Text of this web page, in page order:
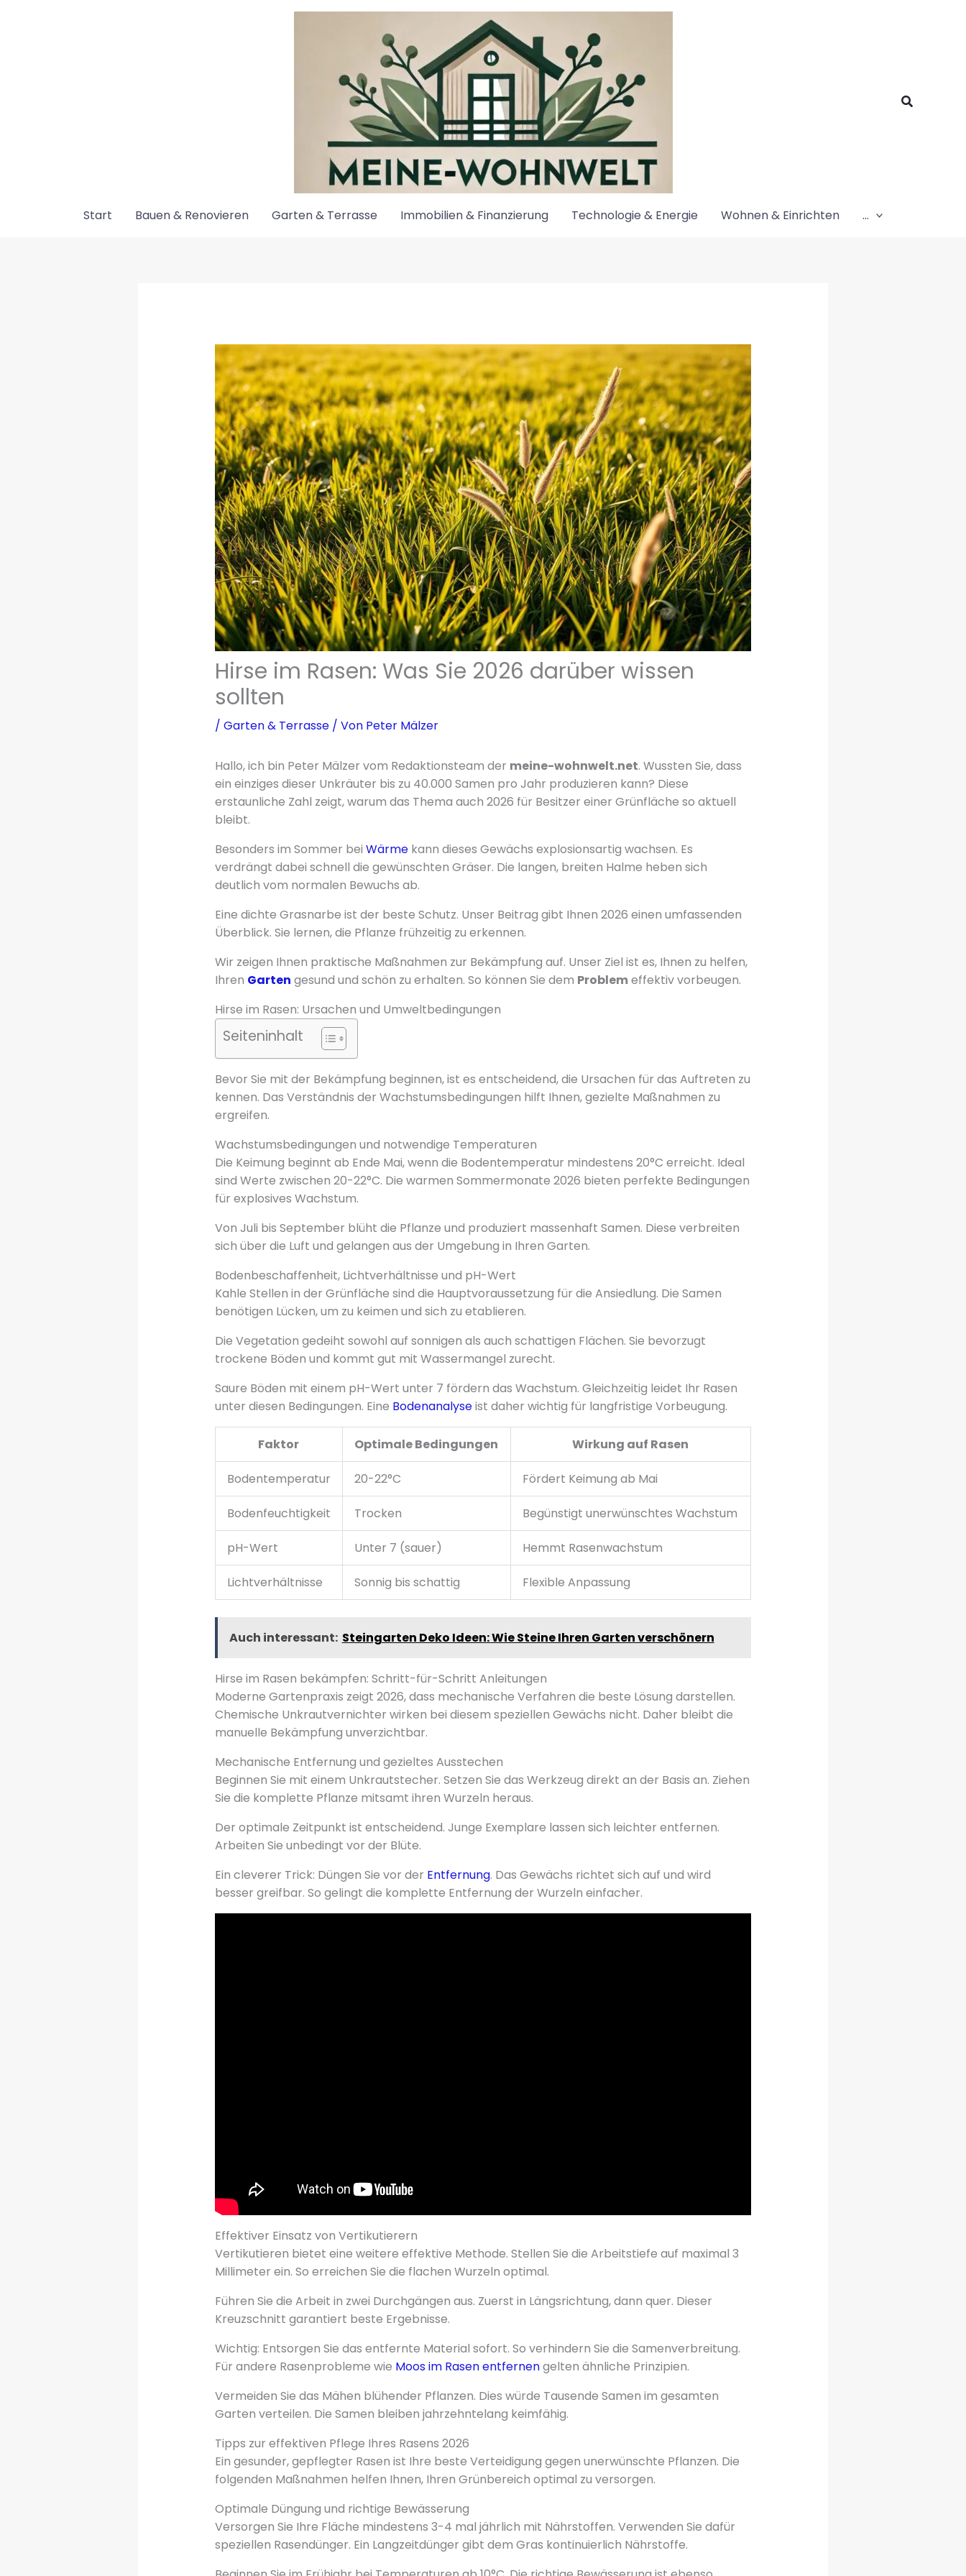
Suchen
Start Bauen & Renovieren Garten & Terrasse Immobilien & Finanzierung Technologie & Energie Wohnen & Einrichten …
Hirse im Rasen: Was Sie 2026 darüber wissen
sollten
/ Garten & Terrasse/ Von Peter Mälzer
Hallo, ich bin Peter Mälzer vom Redaktionsteam der meine-wohnwelt.net. Wussten Sie, dass
ein einziges dieser Unkräuter bis zu 40.000 Samen pro Jahr produzieren kann? Diese
erstaunliche Zahl zeigt, warum das Thema auch 2026 für Besitzer einer Grünfläche so aktuell
bleibt.
Besonders im Sommer bei Wärmekann dieses Gewächs explosionsartig wachsen. Es
verdrängt dabei schnell die gewünschten Gräser. Die langen, breiten Halme heben sich
deutlich vom normalen Bewuchs ab.
Eine dichte Grasnarbe ist der beste Schutz. Unser Beitrag gibt Ihnen 2026 einen umfassenden
Überblick. Sie lernen, die Pflanze frühzeitig zu erkennen.
Wir zeigen Ihnen praktische Maßnahmen zur Bekämpfung auf. Unser Ziel ist es, Ihnen zu helfen,
Ihren Garten gesund und schön zu erhalten. So können Sie dem Problemeffektiv vorbeugen.
Hirse im Rasen: Ursachen und Umweltbedingungen
Seiteninhalt
Bevor Sie mit der Bekämpfung beginnen, ist es entscheidend, die Ursachen für das Auftreten zu
kennen. Das Verständnis der Wachstumsbedingungen hilft Ihnen, gezielte Maßnahmen zu
ergreifen.
Wachstumsbedingungen und notwendige Temperaturen
Die Keimung beginnt ab Ende Mai, wenn die Bodentemperatur mindestens 20°C erreicht. Ideal
sind Werte zwischen 20-22°C. Die warmen Sommermonate 2026 bieten perfekte Bedingungen
für explosives Wachstum.
Von Juli bis September blüht die Pflanze und produziert massenhaft Samen. Diese verbreiten
sich über die Luft und gelangen aus der Umgebung in Ihren Garten.
Bodenbeschaffenheit, Lichtverhältnisse und pH-Wert
Kahle Stellen in der Grünfläche sind die Hauptvoraussetzung für die Ansiedlung. Die Samen
benötigen Lücken, um zu keimen und sich zu etablieren.
Die Vegetation gedeiht sowohl auf sonnigen als auch schattigen Flächen. Sie bevorzugt
trockene Böden und kommt gut mit Wassermangel zurecht.
Saure Böden mit einem pH-Wert unter 7 fördern das Wachstum. Gleichzeitig leidet Ihr Rasen
unter diesen Bedingungen. Eine Bodenanalyseist daher wichtig für langfristige Vorbeugung.
Faktor Optimale Bedingungen Wirkung auf Rasen
Bodentemperatur 20-22°C Fördert Keimung ab Mai
Bodenfeuchtigkeit Trocken Begünstigt unerwünschtes Wachstum
pH-Wert Unter 7 (sauer) Hemmt Rasenwachstum
Lichtverhältnisse Sonnig bis schattig Flexible Anpassung
Auch interessant: Steingarten Deko Ideen: Wie Steine Ihren Garten verschönern
Hirse im Rasen bekämpfen: Schritt-für-Schritt Anleitungen
Moderne Gartenpraxis zeigt 2026, dass mechanische Verfahren die beste Lösung darstellen.
Chemische Unkrautvernichter wirken bei diesem speziellen Gewächs nicht. Daher bleibt die
manuelle Bekämpfung unverzichtbar.
Mechanische Entfernung und gezieltes Ausstechen
Beginnen Sie mit einem Unkrautstecher. Setzen Sie das Werkzeug direkt an der Basis an. Ziehen
Sie die komplette Pflanze mitsamt ihren Wurzeln heraus.
Der optimale Zeitpunkt ist entscheidend. Junge Exemplare lassen sich leichter entfernen.
Arbeiten Sie unbedingt vor der Blüte.
Ein cleverer Trick: Düngen Sie vor der Entfernung. Das Gewächs richtet sich auf und wird
besser greifbar. So gelingt die komplette Entfernung der Wurzeln einfacher.
Effektiver Einsatz von Vertikutierern
Vertikutieren bietet eine weitere effektive Methode. Stellen Sie die Arbeitstiefe auf maximal 3
Millimeter ein. So erreichen Sie die flachen Wurzeln optimal.
Führen Sie die Arbeit in zwei Durchgängen aus. Zuerst in Längsrichtung, dann quer. Dieser
Kreuzschnitt garantiert beste Ergebnisse.
Wichtig: Entsorgen Sie das entfernte Material sofort. So verhindern Sie die Samenverbreitung.
Für andere Rasenprobleme wie Moos im Rasen entfernengelten ähnliche Prinzipien.
Vermeiden Sie das Mähen blühender Pflanzen. Dies würde Tausende Samen im gesamten
Garten verteilen. Die Samen bleiben jahrzehntelang keimfähig.
Tipps zur effektiven Pflege Ihres Rasens 2026
Ein gesunder, gepflegter Rasen ist Ihre beste Verteidigung gegen unerwünschte Pflanzen. Die
folgenden Maßnahmen helfen Ihnen, Ihren Grünbereich optimal zu versorgen.
Optimale Düngung und richtige Bewässerung
Versorgen Sie Ihre Fläche mindestens 3-4 mal jährlich mit Nährstoffen. Verwenden Sie dafür
speziellen Rasendünger. Ein Langzeitdünger gibt dem Gras kontinuierlich Nährstoffe.